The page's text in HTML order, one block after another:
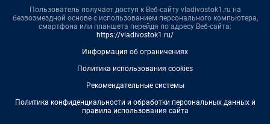
Пользователь получает доступ к Веб-сайту vladivostok1.ru на
безвозмездной основе с использованием персонального компьютера,
смартфона или планшета перейдя по адресу Веб-сайта:
https://vladivostok1.ru/
Информация об ограничениях
Политика использования cookies
Рекомендательные системы
Политика конфиденциальности и обработки персональных данных и
правила использования сайта